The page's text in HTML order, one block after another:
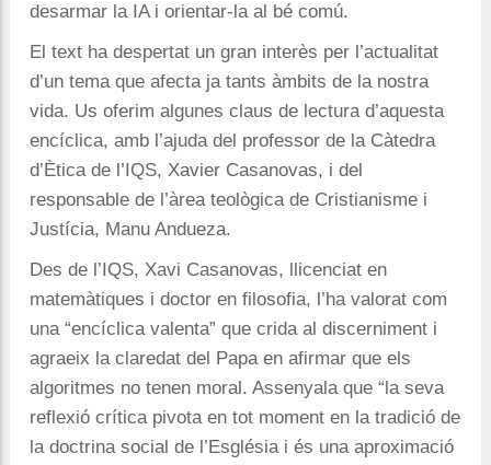
desarmar la IA i orientar-la al bé comú.
El text ha despertat un gran interès per l’actualitat
d’un tema que afecta ja tants àmbits de la nostra
vida. Us oferim algunes claus de lectura d’aquesta
encíclica, amb l’ajuda del professor de la Càtedra
d’Ètica de l’IQS, Xavier Casanovas, i del
responsable de l’àrea teològica de Cristianisme i
Justícia, Manu Andueza.
Des de l’IQS, Xavi Casanovas, llicenciat en
matemàtiques i doctor en filosofia, l’ha valorat com
una “encíclica valenta” que crida al discerniment i
agraeix la claredat del Papa en afirmar que els
algoritmes no tenen moral. Assenyala que “la seva
reflexió crítica pivota en tot moment en la tradició de
la doctrina social de l’Església i és una aproximació